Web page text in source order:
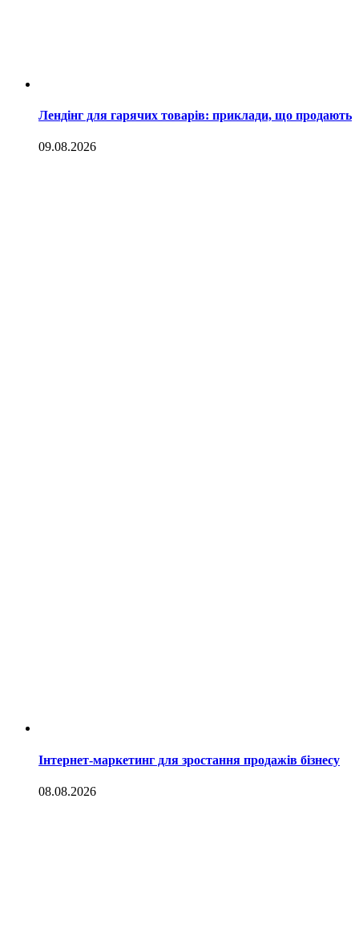
Лендінг для гарячих товарів: приклади, що продають
09.08.2026
Інтернет-маркетинг для зростання продажів бізнесу
08.08.2026